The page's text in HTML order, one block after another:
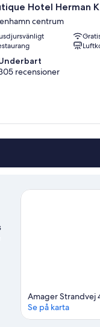
Hotel Herman K
centrum
recensioner
Amager Strandvej
Se på karta